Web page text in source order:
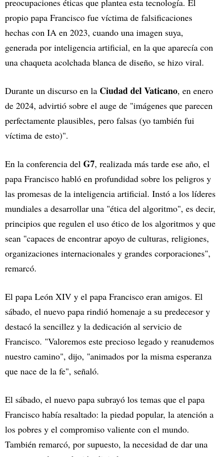
propio papa Francisco fue víctima de falsificaciones
hechas con IA en 2023, cuando una imagen suya,
generada por inteligencia artificial, en la que aparecía con
una chaqueta acolchada blanca de diseño, se hizo viral.
Durante un discurso en la Ciudad del Vaticano, en enero
de 2024, advirtió sobre el auge de "imágenes que parecen
perfectamente plausibles, pero falsas (yo también fui
víctima de esto)".
En la conferencia del G7, realizada más tarde ese año, el
papa Francisco habló en profundidad sobre los peligros y
las promesas de la inteligencia artificial. Instó a los líderes
mundiales a desarrollar una "ética del algoritmo", es decir,
principios que regulen el uso ético de los algoritmos y que
sean "capaces de encontrar apoyo de culturas, religiones,
organizaciones internacionales y grandes corporaciones",
remarcó.
El papa León XIV y el papa Francisco eran amigos. El
sábado, el nuevo papa rindió homenaje a su predecesor y
destacó la sencillez y la dedicación al servicio de
Francisco. "Valoremos este precioso legado y reanudemos
nuestro camino", dijo, "animados por la misma esperanza
que nace de la fe", señaló.
El sábado, el nuevo papa subrayó los temas que el papa
Francisco había resaltado: la piedad popular, la atención a
los pobres y el compromiso valiente con el mundo.
También remarcó, por supuesto, la necesidad de dar una